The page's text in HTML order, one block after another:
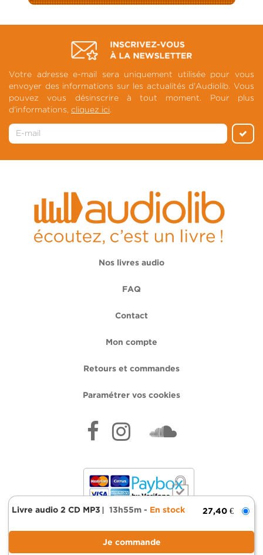
Livre audio 2 CD MP3 13h55m En stock 27,40 €
Votre adresse e-mail sera uniquement utilisée pour vous
envoyer des informations sur les actualités d'Audiolib. Vous
pouvez vous désinscrire à tout moment. Pour plus
d'informations, cliquez ici.
Nos livres audio
FAQ
Contact
Mon compte
Retours et commandes
Paramétrer vos cookies
Mentions légales Données personnelles
Conditions générales d'utilisation